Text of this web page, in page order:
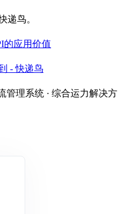
递鸟。
的应用价值
- 快递鸟
管理系统 · 综合运力解决方